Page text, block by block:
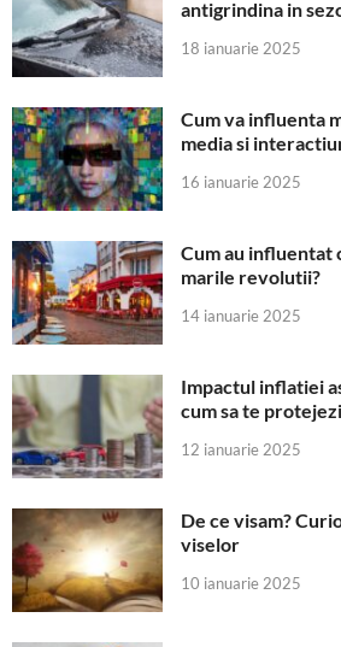
antigrindina in
18 ianuarie 2025
Cum va influenta
media si
16 ianuarie 2025
Cum au influentat
marile revolutii?
14 ianuarie 2025
Impactul inflatiei
cum sa te protejezi
12 ianuarie 2025
De ce visam?
viselor
10 ianuarie 2025